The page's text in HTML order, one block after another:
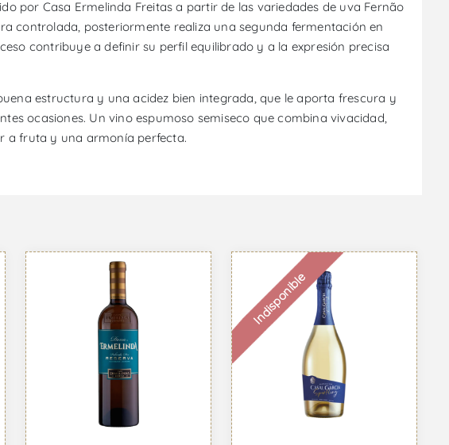
por Casa Ermelinda Freitas a partir de las variedades de uva Fernão
controlada, posteriormente realiza una segunda fermentación en
contribuye a definir su perfil equilibrado y a la expresión precisa
estructura y una acidez bien integrada, que le aporta frescura y
ocasiones. Un vino espumoso semiseco que combina vivacidad,
a fruta y una armonía perfecta.
Indisponible